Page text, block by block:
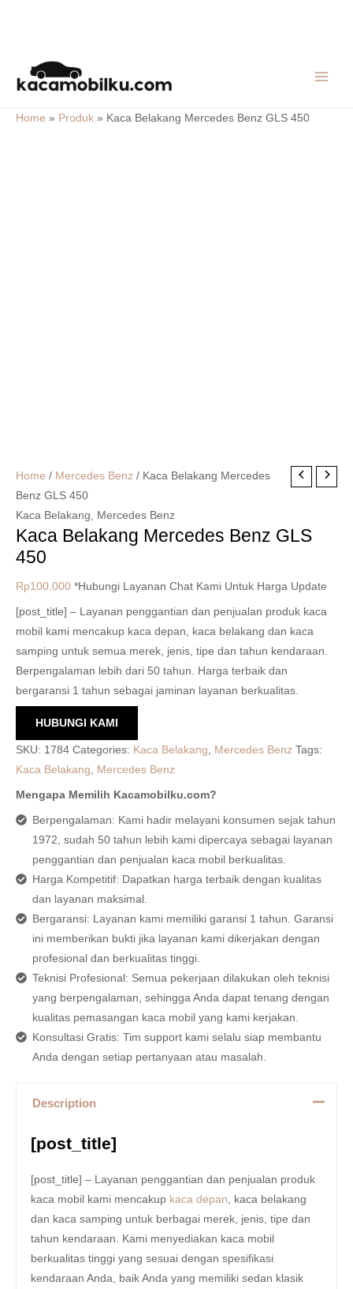
content
Home » Produk » Kaca Belakang Mercedes Benz GLS 450
Home / Mercedes Benz / Kaca Belakang Mercedes
Benz GLS 450
Kaca Belakang, Mercedes Benz
Kaca Belakang Mercedes Benz GLS
450
Rp100.000 *Hubungi Layanan Chat Kami Untuk Harga Update
[post_title] – Layanan penggantian dan penjualan produk kaca
mobil kami mencakup kaca depan, kaca belakang dan kaca
samping untuk semua merek, jenis, tipe dan tahun kendaraan.
Berpengalaman lebih dari 50 tahun. Harga terbaik dan
bergaransi 1 tahun sebagai jaminan layanan berkualitas.
HUBUNGI KAMI
SKU: 1784 Categories: Kaca Belakang, Mercedes Benz Tags:
Kaca Belakang, Mercedes Benz
Mengapa Memilih Kacamobilku.com?
Berpengalaman: Kami hadir melayani konsumen sejak tahun
1972, sudah 50 tahun lebih kami dipercaya sebagai layanan
penggantian dan penjualan kaca mobil berkualitas.
Harga Kompetitif: Dapatkan harga terbaik dengan kualitas
dan layanan maksimal.
Bergaransi: Layanan kami memiliki garansi 1 tahun. Garansi
ini memberikan bukti jika layanan kami dikerjakan dengan
profesional dan berkualitas tinggi.
Teknisi Profesional: Semua pekerjaan dilakukan oleh teknisi
yang berpengalaman, sehingga Anda dapat tenang dengan
kualitas pemasangan kaca mobil yang kami kerjakan.
Konsultasi Gratis: Tim support kami selalu siap membantu
Anda dengan setiap pertanyaan atau masalah.
Description
[post_title]
[post_title] – Layanan penggantian dan penjualan produk
kaca mobil kami mencakup kaca depan , kaca belakang
dan kaca samping untuk berbagai merek, jenis, tipe dan
tahun kendaraan. Kami menyediakan kaca mobil
berkualitas tinggi yang sesuai dengan spesifikasi
kendaraan Anda, baik Anda yang memiliki sedan klasik